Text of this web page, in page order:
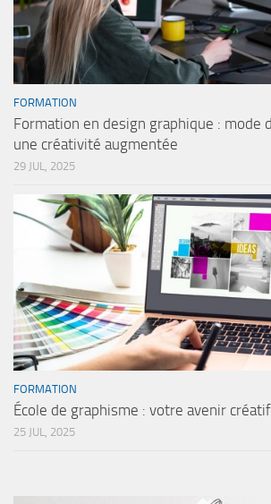
FORMATION
Formation en design graphique : mode
une créativité augmentée
29 JUL, 2025
FORMATION
École de graphisme : votre avenir
25 JUL, 2025